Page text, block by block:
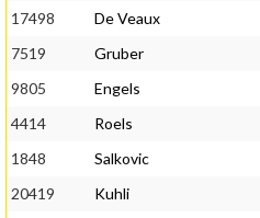
17498
De Veaux
7519
Gruber
9805
Engels
4414
Roels
1848
Salkovic
20419
Kuhli